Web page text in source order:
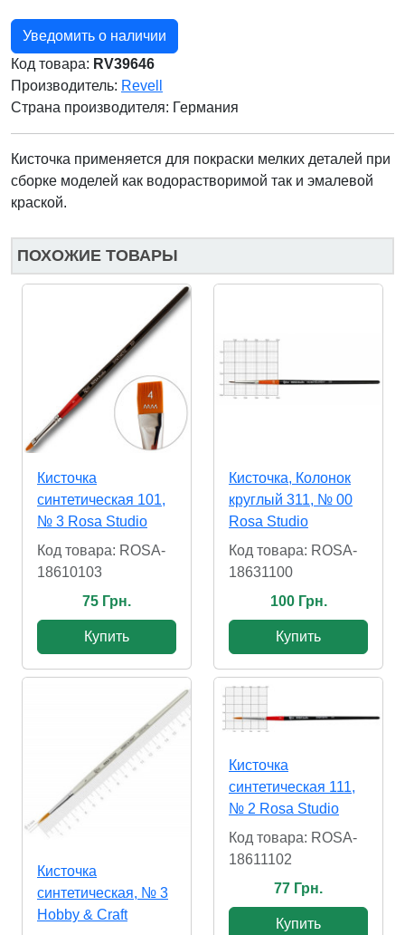
Уведомить о наличии
Код товара: RV39646
Производитель: Revell
Страна производителя: Германия
Кисточка применяется для покраски мелких деталей при
сборке моделей как водорастворимой так и эмалевой
краской.
ПОХОЖИЕ ТОВАРЫ
Кисточка
синтетическая 101,
№ 3 Rosa Studio
Код товара: ROSA-
18610103
75 Грн.
Купить
Кисточка, Колонок
круглый 311, № 00
Rosa Studio
Код товара: ROSA-
18631100
100 Грн.
Купить
Кисточка
синтетическая, № 3
Hobby & Craft
Кисточка
синтетическая 111,
№ 2 Rosa Studio
Код товара: ROSA-
18611102
77 Грн.
Купить